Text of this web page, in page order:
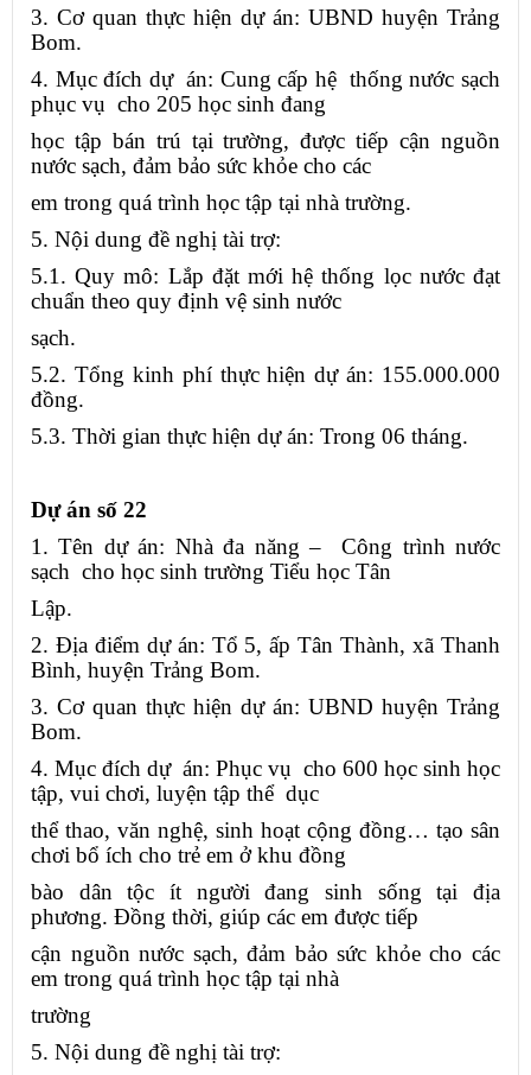
3. Cơ quan thực hiện dự án: UBND huyện Trảng
Bom.
4. Mục đích dự án: Cung cấp hệ thống nước sạch
phục vụ cho 205 học sinh đang
học tập bán trú tại trường, được tiếp cận nguồn
nước sạch, đảm bảo sức khỏe cho các
em trong quá trình học tập tại nhà trường.
5. Nội dung đề nghị tài trợ:
5.1. Quy mô: Lắp đặt mới hệ thống lọc nước đạt
chuẩn theo quy định vệ sinh nước
sạch.
5.2. Tổng kinh phí thực hiện dự án: 155.000.000
đồng.
5.3. Thời gian thực hiện dự án: Trong 06 tháng.
Dự án số 22
1. Tên dự án: Nhà đa năng – Công trình nước
sạch cho học sinh trường Tiểu học Tân
Lập.
2. Địa điểm dự án: Tổ 5, ấp Tân Thành, xã Thanh
Bình, huyện Trảng Bom.
3. Cơ quan thực hiện dự án: UBND huyện Trảng
Bom.
4. Mục đích dự án: Phục vụ cho 600 học sinh học
tập, vui chơi, luyện tập thể dục
thể thao, văn nghệ, sinh hoạt cộng đồng… tạo sân
chơi bổ ích cho trẻ em ở khu đồng
bào dân tộc ít người đang sinh sống tại địa
phương. Đồng thời, giúp các em được tiếp
cận nguồn nước sạch, đảm bảo sức khỏe cho các
em trong quá trình học tập tại nhà
trường
5. Nội dung đề nghị tài trợ: